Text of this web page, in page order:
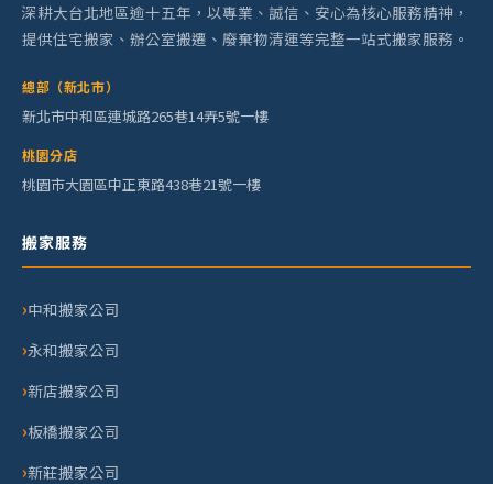
深耕大台北地區逾十五年，以專業、誠信、安心為核心服務精神，
提供住宅搬家、辦公室搬遷、廢棄物清運等完整一站式搬家服務。
總部（新北市）
新北市中和區連城路265巷14弄5號一樓
桃園分店
桃園市大園區中正東路438巷21號一樓
搬家服務
中和搬家公司
永和搬家公司
新店搬家公司
板橋搬家公司
新莊搬家公司